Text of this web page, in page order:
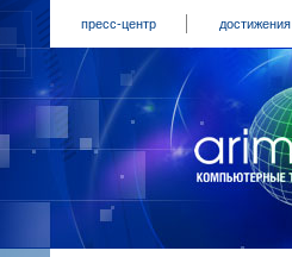
пресс-центр достижения